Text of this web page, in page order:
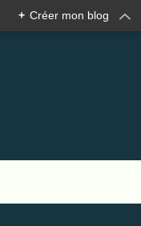
+ Créer mon blog